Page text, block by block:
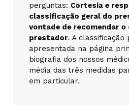
perguntas: Cortesia e
classificação geral do
vontade de recomendar
prestador. A
apresentada na página
biografia dos nossos
média das três medidas
em particular.